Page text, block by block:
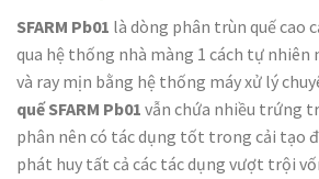
SFARM Pb01 là dòng phân trùn quế cao
qua hệ thống nhà màng 1 cách tự nhiên
và ray mịn bằng hệ thống máy xử lý
quế SFARM Pb01 vẫn chứa nhiều trứng
phân nên có tác dụng tốt trong cải tạo
phát huy tất cả các tác dụng vượt trội